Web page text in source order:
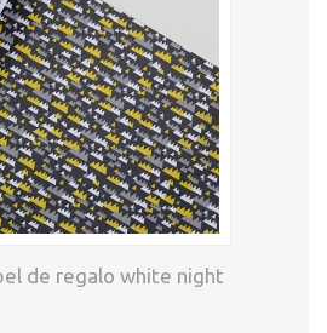
de regalo white night